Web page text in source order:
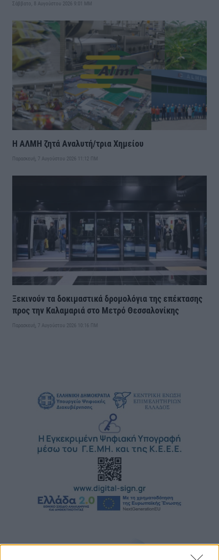
Σάββατο, 8 Αυγούστου 2026 9:01 ΜΜ
Η ΑΛΜΗ ζητά Αναλυτή/τρια Χημείου
Παρασκευή, 7 Αυγούστου 2026 11:12 ΠΜ
Ξεκινούν τα δοκιμαστικά δρομολόγια της επέκτασης
προς την Καλαμαριά στο Μετρό Θεσσαλονίκης
Παρασκευή, 7 Αυγούστου 2026 10:16 ΠΜ